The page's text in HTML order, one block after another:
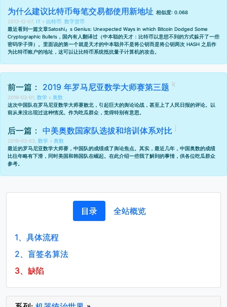
为什么建议比特币每笔交易都使用新地址 相似度: 0.068
2013-12-07, IT » 比特币 数字货币
最近看到一篇文章Satoshi』s Genius: Unexpected Ways in which Bitcoin Dodged Some
Cryptographic Bullets ，国内有人翻译过（中本聪的天才：比特币以意想不到的方式躲开了一些
密码学子弹）。里面说的第一个就是天才的中本聪并不是将公钥而是将公钥两次 HASH 之后作
为比特币账户的地址，这可以让比特币系统抵抗量子计算机的攻击。
前一篇： 2019 年罗马尼亚数学大师赛第三题
2019-03-01, 数学 » 奥数
这次中国队在罗马尼亚数学大师赛败北，引起巨大的舆论论战，甚至上了人民日报的评论。以
前从来没出现过这种情况。作为吃瓜群众，觉得特别有意思。
后一篇： 中美奥数国家队选拔和培训体系对比
2019-03-03, 数学 » 奥数
最近的罗马尼亚数学大师赛，中国队的成绩成了舆论焦点。其实，最近几年，中国奥数的成绩
比往年略有下滑，同时美国和韩国队在崛起。在此介绍一些我了解到的事情，供各位吃瓜群众
参考。
目录 全站概览
1、 具体流程
2、 盲签名算法
3、 缺陷